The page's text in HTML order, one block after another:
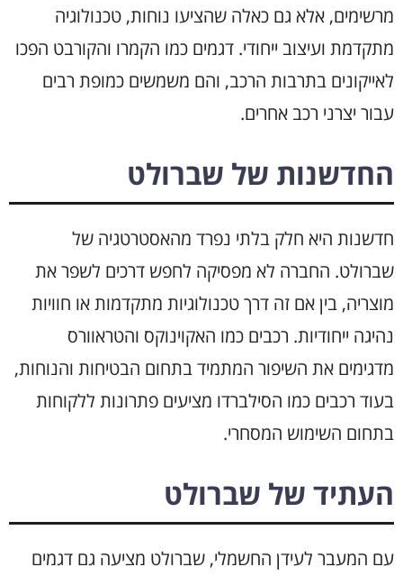
מרשימים, אלא גם כאלה שהציעו נוחות, טכנולוגיה
מתקדמת ועיצוב ייחודי. דגמים כמו הקמרו והקורבט הפכו
לאייקונים בתרבות הרכב, והם משמשים כמופת רבים
עבור יצרני רכב אחרים.
החדשנות של שברולט
חדשנות היא חלק בלתי נפרד מהאסטרטגיה של
שברולט. החברה לא מפסיקה לחפש דרכים לשפר את
מוצריה, בין אם זה דרך טכנולוגיות מתקדמות או חוויות
נהיגה ייחודיות. רכבים כמו האקוינוקס והטראוורס
מדגימים את השיפור המתמיד בתחום הבטיחות והנוחות,
בעוד רכבים כמו הסילברדו מציעים פתרונות ללקוחות
בתחום השימוש המסחרי.
העתיד של שברולט
עם המעבר לעידן החשמלי, שברולט מציעה גם דגמים